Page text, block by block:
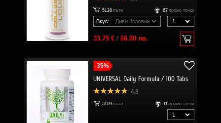
5128 пъти 67 промо точки
Вкус:
33.75 €/ 66.00 лв.
-35%
UNIVERSAL Daily Formula / 100 Tabs
4.8
5109 пъти 11 промо точки